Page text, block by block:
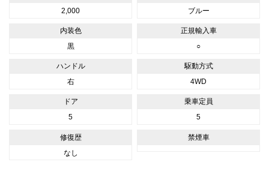
2,000
ブルー
内装色
黒
正規輸入車
○
ハンドル
右
駆動方式
4WD
ドア
5
乗車定員
5
修復歴
なし
禁煙車